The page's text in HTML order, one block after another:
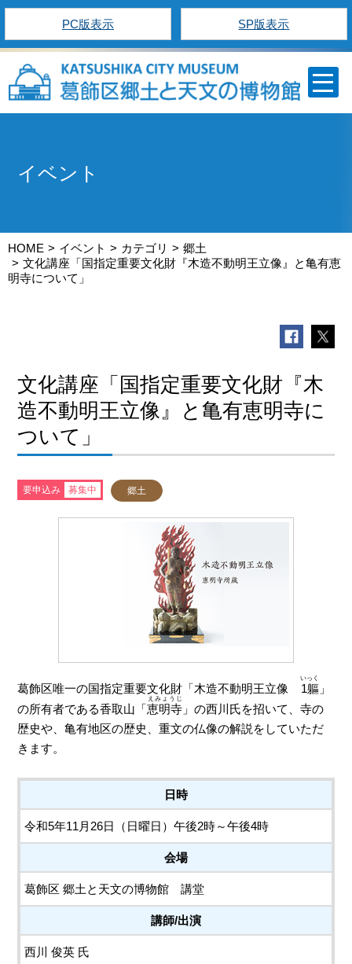
PC版表示 SP版表示
イベント
HOME イベント カテゴリ
郷土
文化講座「国指定重要文化財『木造不動明王立像』と亀有恵
明寺について」
文化講座「国指定重要文化財『木
造不動明王立像』と亀有恵明寺に
ついて」
要申込み 募集中 郷土
葛飾区唯一の国指定重要文化財「木造不動明王立像 1軀
いっく
」
の所有者である香取山「恵明寺
えみょうじ
」の西川氏を招いて、寺の
歴史や、亀有地区の歴史、重文の仏像の解説をしていただ
きます。
日時
令和5年11月26日（日曜日）午後2時～午後4時
会場
葛飾区 郷土と天文の博物館 講堂
講師/出演
西川 俊英 氏